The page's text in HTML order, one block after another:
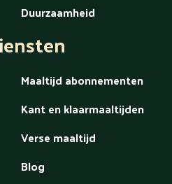
Duurzaamheid
Maaltijd abonnementen
Kant en klaarmaaltijden
Verse maaltijd
Blog